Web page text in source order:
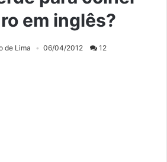
em inglês?
de Lima 06/04/2012 12